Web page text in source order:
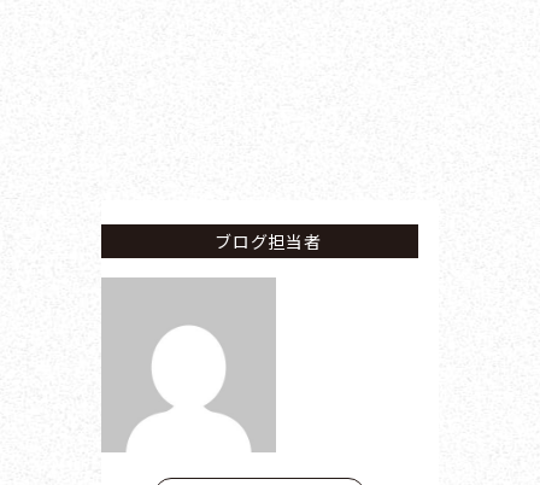
ブログ担当者